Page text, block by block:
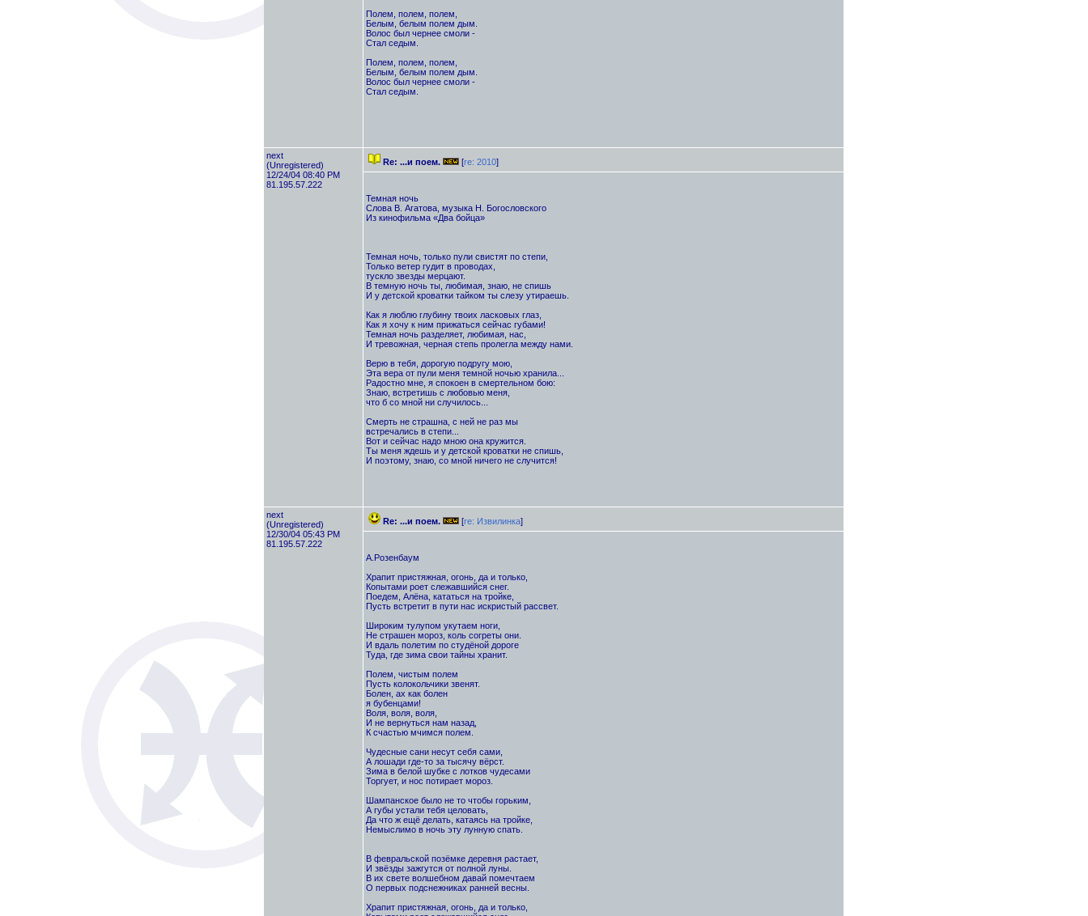
Полем, полем, полем,
Белым, белым полем дым.
Волос был чернее смоли -
Стал седым.
Полем, полем, полем,
Белым, белым полем дым.
Волос был чернее смоли -
Стал седым.
next
(Unregistered)
12/24/04 08:40 PM
81.195.57.222
Re: ...и поем. [re: 2010]
Темная ночь
Слова В. Агатова, музыка Н. Богословского
Из кинофильма «Два бойца»
Темная ночь, только пули свистят по степи,
Только ветер гудит в проводах,
тускло звезды мерцают.
В темную ночь ты, любимая, знаю, не спишь
И у детской кроватки тайком ты слезу утираешь.
Как я люблю глубину твоих ласковых глаз,
Как я хочу к ним прижаться сейчас губами!
Темная ночь разделяет, любимая, нас,
И тревожная, черная степь пролегла между нами.
Верю в тебя, дорогую подругу мою,
Эта вера от пули меня темной ночью хранила...
Радостно мне, я спокоен в смертельном бою:
Знаю, встретишь с любовью меня,
что б со мной ни случилось...
Смерть не страшна, с ней не раз мы
встречались в степи...
Вот и сейчас надо мною она кружится.
Ты меня ждешь и у детской кроватки не спишь,
И поэтому, знаю, со мной ничего не случится!
next
(Unregistered)
12/30/04 05:43 PM
81.195.57.222
Re: ...и поем. [re: Извилинка]
А.Розенбаум
Храпит пристяжная, огонь, да и только,
Копытами роет слежавшийся снег.
Поедем, Алёна, кататься на тройке,
Пусть встретит в пути нас искристый рассвет.
Широким тулупом укутаем ноги,
Не страшен мороз, коль согреты они.
И вдаль полетим по студёной дороге
Туда, где зима свои тайны хранит.
Полем, чистым полем
Пусть колокольчики звенят.
Болен, ах как болен
я бубенцами!
Воля, воля, воля,
И не вернуться нам назад,
К счастью мчимся полем.
Чудесные сани несут себя сами,
А лошади где-то за тысячу вёрст.
Зима в белой шубке с лотков чудесами
Торгует, и нос потирает мороз.
Шампанское было не то чтобы горьким,
А губы устали тебя целовать,
Да что ж ещё делать, катаясь на тройке,
Немыслимо в ночь эту лунную спать.
В февральской позёмке деревня растает,
И звёзды зажгутся от полной луны.
В их свете волшебном давай помечтаем
О первых подснежниках ранней весны.
Храпит пристяжная, огонь, да и только,